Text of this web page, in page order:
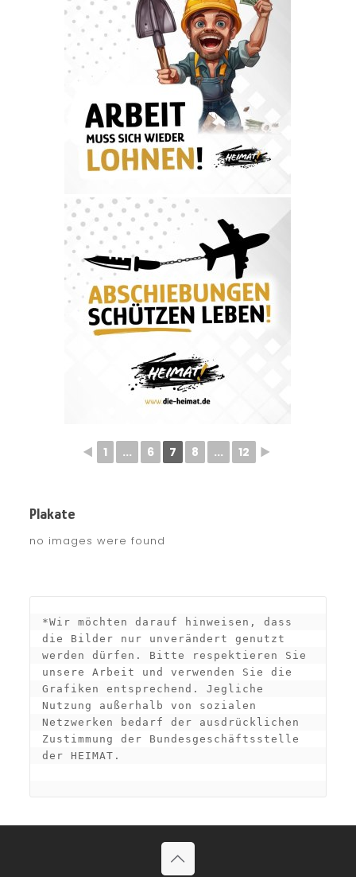
◄ 1 ... 6 7 8 ... 12 ►
Plakate
no images were found
*Wir möchten darauf hinweisen, dass
die Bilder nur unverändert genutzt
werden dürfen. Bitte respektieren Sie
unsere Arbeit und verwenden Sie die
Grafiken entsprechend. Jegliche
Nutzung außerhalb von sozialen
Netzwerken bedarf der ausdrücklichen
Zustimmung der Bundesgeschäftsstelle
der HEIMAT.